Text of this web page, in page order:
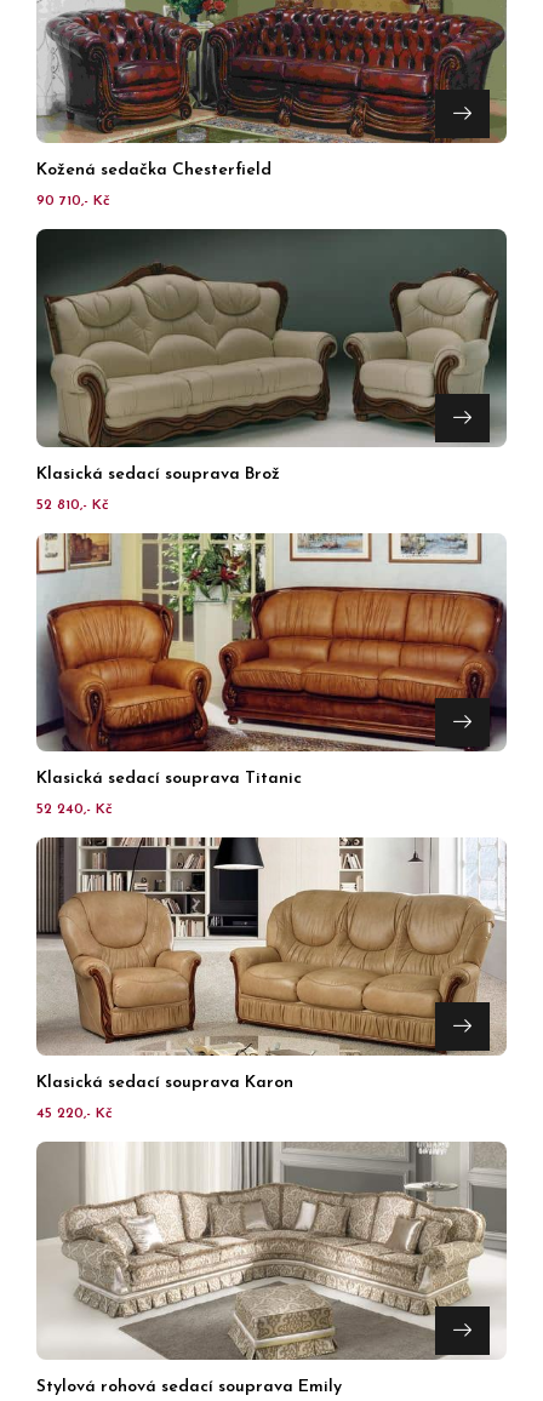
Kožená sedačka Chesterfield
90 710,- Kč
Klasická sedací souprava Brož
52 810,- Kč
Klasická sedací souprava Titanic
52 240,- Kč
Klasická sedací souprava Karon
45 220,- Kč
Stylová rohová sedací souprava Emily